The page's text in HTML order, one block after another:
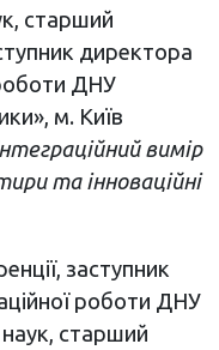
старший
директора
ДНУ
м. Київ
вимір
та інноваційні
заступник
роботи ДНУ
старший